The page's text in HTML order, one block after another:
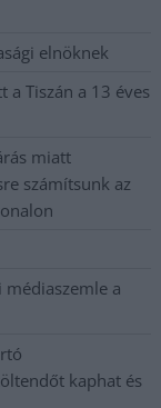
elnöknek
Tiszán a 13 éves
miatt
számítsunk az
a
kaphat és